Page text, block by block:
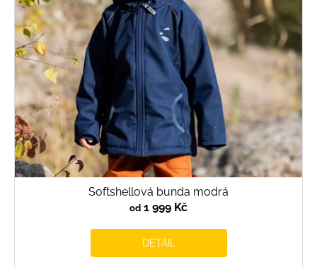
Softshellová bunda modrá
od 1 999 Kč
DETAIL